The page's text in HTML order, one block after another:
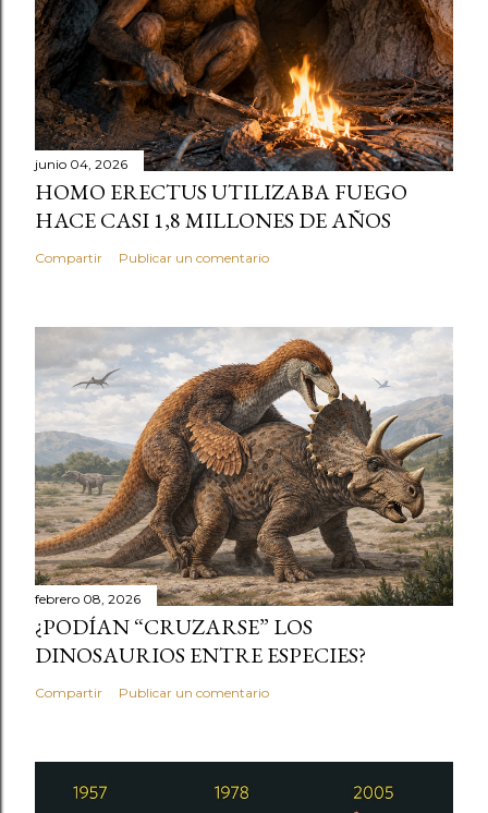
junio 04, 2026
HOMO ERECTUS UTILIZABA FUEGO
HACE CASI 1,8 MILLONES DE AÑOS
Compartir Publicar un comentario
febrero 08, 2026
¿PODÍAN “CRUZARSE” LOS
DINOSAURIOS ENTRE ESPECIES?
Compartir Publicar un comentario